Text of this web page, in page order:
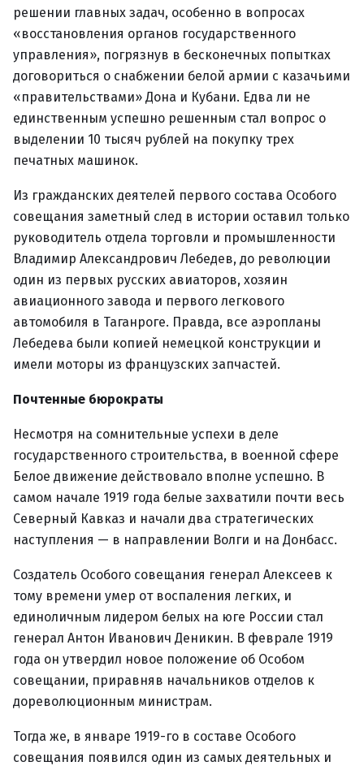
решении главных задач, особенно в вопросах
«восстановления органов государственного
управления», погрязнув в бесконечных попытках
договориться о снабжении белой армии с казачьими
«правительствами» Дона и Кубани. Едва ли не
единственным успешно решенным стал вопрос о
выделении 10 тысяч рублей на покупку трех
печатных машинок.
Из гражданских деятелей первого состава Особого
совещания заметный след в истории оставил только
руководитель отдела торговли и промышленности
Владимир Александрович Лебедев, до революции
один из первых русских авиаторов, хозяин
авиационного завода и первого легкового
автомобиля в Таганроге. Правда, все аэропланы
Лебедева были копией немецкой конструкции и
имели моторы из французских запчастей.
Почтенные бюрократы
Несмотря на сомнительные успехи в деле
государственного строительства, в военной сфере
Белое движение действовало вполне успешно. В
самом начале 1919 года белые захватили почти весь
Северный Кавказ и начали два стратегических
наступления — в направлении Волги и на Донбасс.
Создатель Особого совещания генерал Алексеев к
тому времени умер от воспаления легких, и
единоличным лидером белых на юге России стал
генерал Антон Иванович Деникин. В феврале 1919
года он утвердил новое положение об Особом
совещании, приравняв начальников отделов к
дореволюционным министрам.
Тогда же, в январе 1919-го в составе Особого
совещания появился один из самых деятельных и